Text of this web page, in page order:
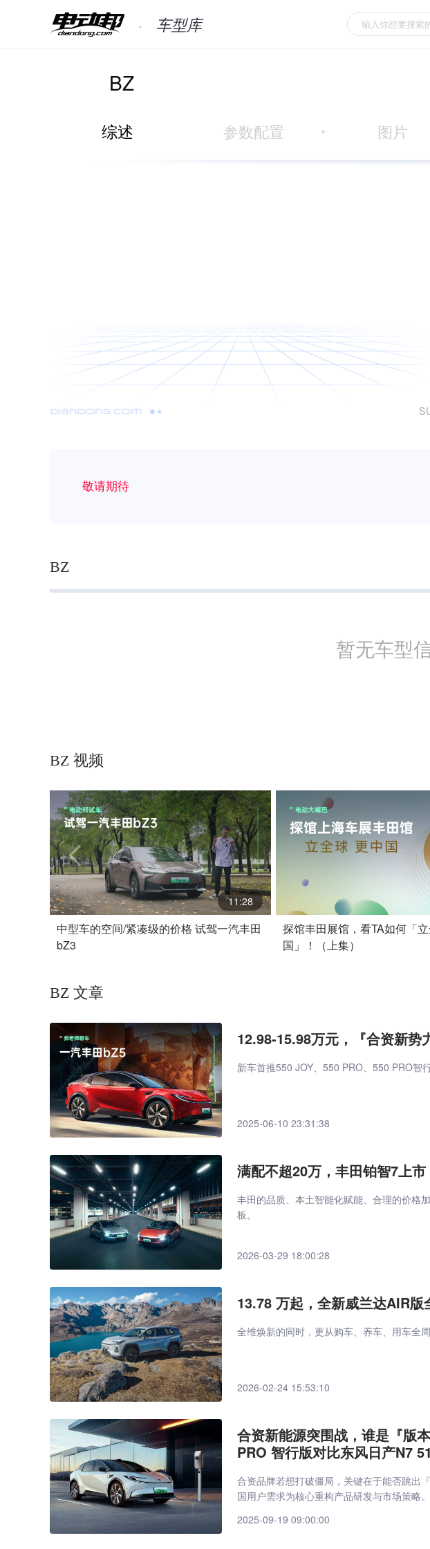
车型库
BZ
综述 参数配置 图片
敬请期待
BZ
暂无车型
BZ 视频
11:28
中型车的空间/紧凑级的价格 试驾一汽丰田
bZ3
探馆丰田展馆，看TA如何「立
国」！（上集）
BZ 文章
12.98-15.98万元，『合资新势
新车首推550 JOY、550 PRO、550 PRO智
2025-06-10 23:31:38
满配不超20万，丰田铂智7上
丰田的品质、本土智能化赋能、合理的价格
板。
2026-03-29 18:00:28
13.78 万起，全新威兰达AIR
全维焕新的同时，更从购车、养车、用车全
2026-02-24 15:53:10
合资新能源突围战，谁是『版
PRO 智行版对比东风日产N7
合资品牌若想打破僵局，关键在于能否跳出
国用户需求为核心重构产品研发与市场策略。
2025-09-19 09:00:00